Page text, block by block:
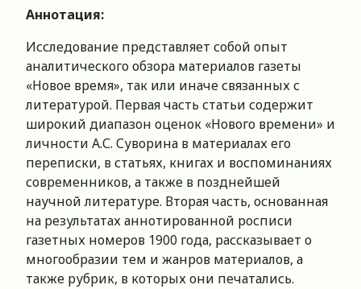
Аннотация:
Исследование представляет собой опыт
аналитического обзора материалов газеты
«Новое время», так или иначе связанных с
литературой. Первая часть статьи содержит
широкий диапазон оценок «Нового времени» и
личности А.С. Суворина в материалах его
переписки, в статьях, книгах и воспоминаниях
современников, а также в позднейшей
научной литературе. Вторая часть, основанная
на результатах аннотированной росписи
газетных номеров 1900 года, рассказывает о
многообразии тем и жанров материалов, а
также рубрик, в которых они печатались.